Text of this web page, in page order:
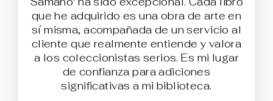
que he adquirido es una obra de arte en
sí misma, acompañada de un servicio al
cliente que realmente entiende y valora
a los coleccionistas serios. Es mi lugar
de confianza para adiciones
significativas a mi biblioteca.